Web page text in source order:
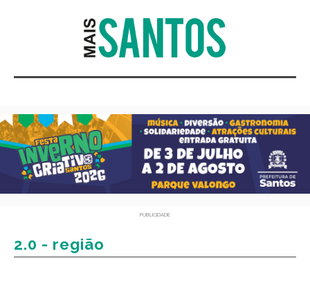
PUBLICIDADE
2.0 - região